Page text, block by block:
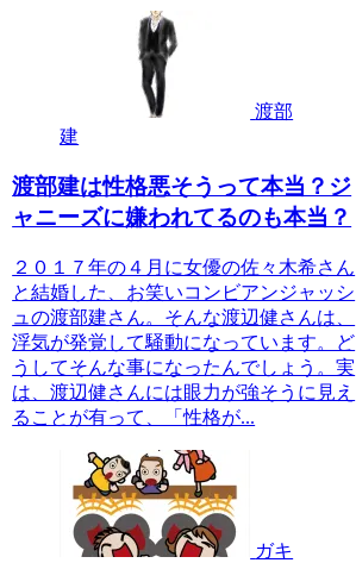
渡部
建
渡部建は性格悪そうって本当？ジ
ャニーズに嫌われてるのも本当？
２０１７年の４月に女優の佐々木希さん
と結婚した、お笑いコンビアンジャッシ
ュの渡部建さん。そんな渡辺健さんは、
浮気が発覚して騒動になっています。ど
うしてそんな事になったんでしょう。実
は、渡辺健さんには眼力が強そうに見え
ることが有って、「性格が...
ガキ